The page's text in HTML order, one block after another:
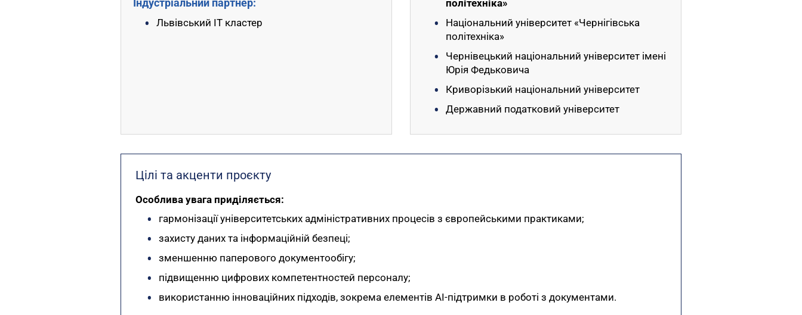
Індустріальний партнер:
Львівський ІТ кластер
політехніка»
Національний університет «Чернігівська
політехніка»
Чернівецький національний університет імені
Юрія Федьковича
Криворізький національний університет
Державний податковий університет
Цілі та акценти проєкту
Особлива увага приділяється:
гармонізації університетських адміністративних процесів з європейськими практиками;
захисту даних та інформаційній безпеці;
зменшенню паперового документообігу;
підвищенню цифрових компетентностей персоналу;
використанню інноваційних підходів, зокрема елементів AI-підтримки в роботі з документами.